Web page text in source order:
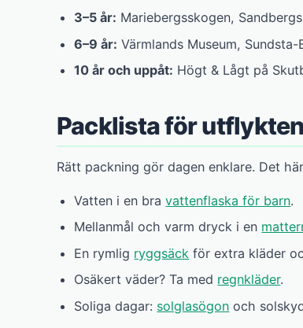
3–5 år: Mariebergsskogen,
6–9 år: Värmlands Museum,
10 år och uppåt: Högt & Lågt på
Packlista för utflykten
Rätt packning gör dagen enklare. Det
Vatten i en bravattenflaska för barn.
Mellanmål och varm dryck i en
En rymlig ryggsäck för extra kläder
Osäkert väder? Ta med regnkläder.
Soliga dagar: solglasögon och